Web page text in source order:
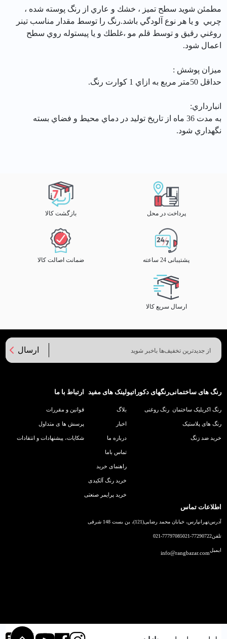
مطمئن شويد سطح تميز ، خشك و عاري از رنگ پوسته شده ،
چربي و يا هر نوع آلودگي باشد.رنگ را توسط مقدار مناسب تينر
روغني رقيق و توسط قلم مو ،غلطك و يا پيستوله روي سطح
اعمال شود.
ميزان پوشش :
حداقل 50متر مربع به ازاي 1 كوارت رنگ.
انبارداري:
به مدت 36 ماه از تاريخ توليد در دماي محيط و فضاي بسته
نگهداري شود.
پرداخت در محل بازگشت کالا
پشتیبانی 24 ساعته ضمانت اصالت کالا
ارسال سریع کالا
ارسال
رنگ های ساختمانی
رنگ اکریلیک ساختمان
رنگ های پلاستیک
خرید ضد زنگ
رنگهای دکوراتیو
رنگ روغنی
لینک های مفید
بلاگ
اخبار
درباره ما
تماس باما
راهنمای خرید
خرید رنگ آلکیدی
خرید پرایمر صنعتی
ارتباط با ما
قوانین و مقررات
پرسش ها ی متداول
شکایات، پیشنهادات و انتقادات
اطلاعات تماس
آدرستهرانپارس، خیابان محمد رضایی(121)، بن بست 148 شرقی
تلفن021-77290722
021-77797085
ایمیلinfo@rangbazar.com